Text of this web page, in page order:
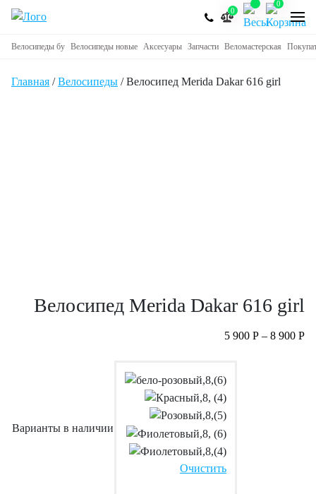
0
0
Велосипеды бу Велосипеды новые Аксесуары Запчасти Веломастерская
Главная /Велосипеды / Велосипед Merida Dakar 616 girl
Велосипед Merida Dakar 616 girl
5 900 Р – 8 900 Р
Варианты в наличии
Очистить